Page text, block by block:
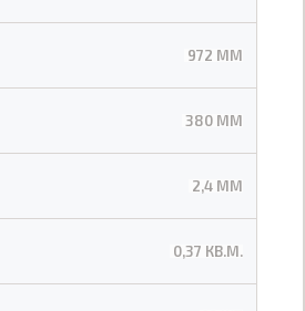
972 ММ
380 ММ
2,4 ММ
0,37 КВ.М.